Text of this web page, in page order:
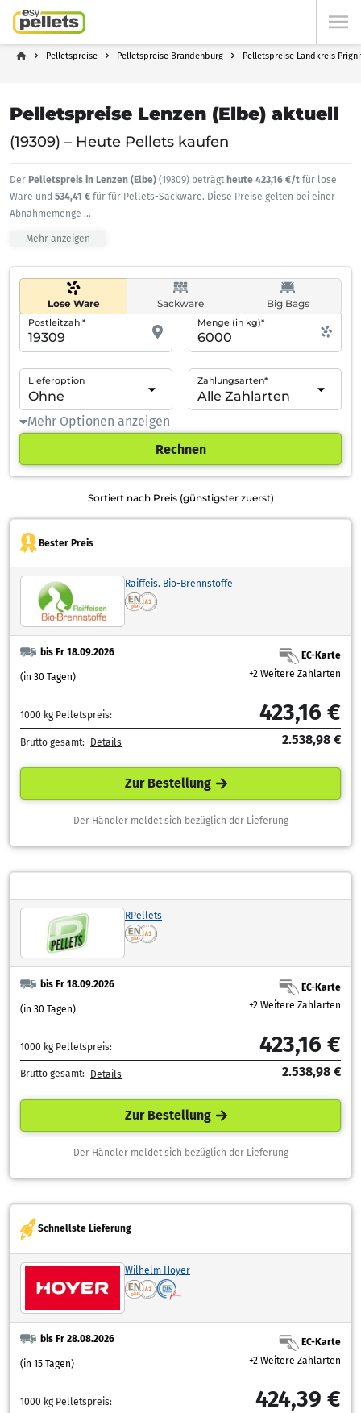
Pelletspreise Pelletspreise Brandenburg Pelletspreise Landkreis
Pelletspreise Lenzen (Elbe) aktuell
(19309) – Heute Pellets kaufen
Der Pelletspreis in Lenzen (Elbe) (19309) beträgt heute 423,16 €/t für lose
Ware und 534,41 € für für Pellets-Sackware. Diese Preise gelten bei einer
Abnahmemenge ...
Mehr anzeigen
Lose Ware Sackware Big Bags
Postleitzahl* Menge (in kg)*
Lieferoption Zahlungsarten*
Mehr Optionen anzeigen
Rechnen
Sortiert nach Preis (günstigster zuerst)
Bester Preis
Raiffeis. Bio-Brennstoffe
bis Fr 18.09.2026
(in 30 Tagen)
EC-Karte
+2 Weitere Zahlarten
1000 kg Pelletspreis: 423,16 €
Brutto gesamt: Details 2.538,98 €
Zur Bestellung
Der Händler meldet sich bezüglich der Lieferung
RPellets
bis Fr 18.09.2026
(in 30 Tagen)
EC-Karte
+2 Weitere Zahlarten
1000 kg Pelletspreis: 423,16 €
Brutto gesamt: Details 2.538,98 €
Zur Bestellung
Der Händler meldet sich bezüglich der Lieferung
Schnellste Lieferung
Wilhelm Hoyer
bis Fr 28.08.2026
(in 15 Tagen)
EC-Karte
+2 Weitere Zahlarten
1000 kg Pelletspreis: 424,39 €